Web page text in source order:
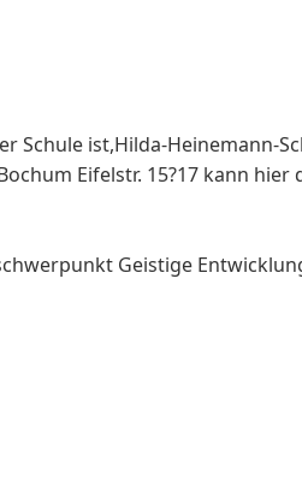
Schule ist,Hilda-Heinemann-
Eifelstr. 15?17 kann hier
Geistige